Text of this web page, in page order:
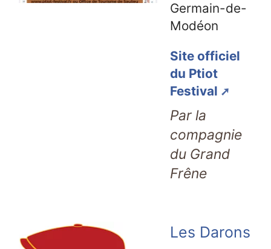
Germain-de-
Modéon
Site officiel
du Ptiot
Festival
Par la
compagnie
du Grand
Frêne
Les Darons